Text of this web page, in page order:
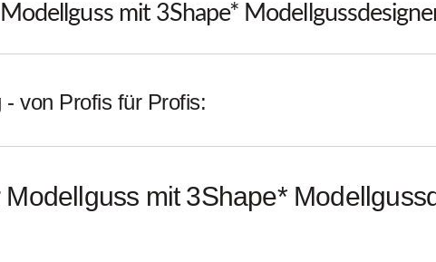
mit 3Shape*
- von Profis für Profis:
mit 3Shape*